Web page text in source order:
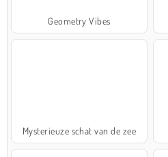
Geometry Vibes
Mysterieuze schat van de zee